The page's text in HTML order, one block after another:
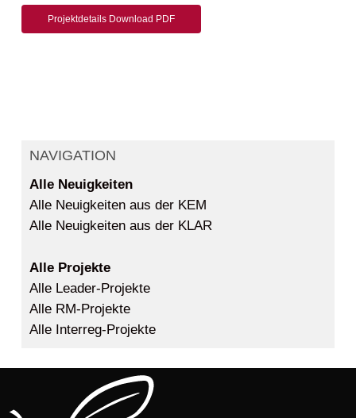
Projektdetails Download PDF
NAVIGATION
Alle Neuigkeiten
Alle Neuigkeiten aus der KEM
Alle Neuigkeiten aus der KLAR
Alle Projekte
Alle Leader-Projekte
Alle RM-Projekte
Alle Interreg-Projekte